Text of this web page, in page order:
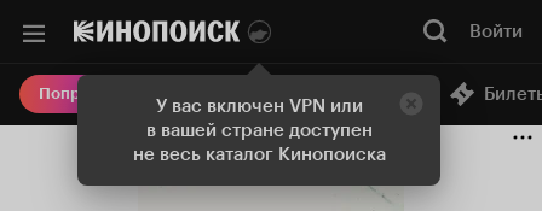
У вас включен VPN или
в вашей стране доступен
не весь каталог Кинопоиска
Войти
Попробовать Плюс Онлайн-кинотеатр